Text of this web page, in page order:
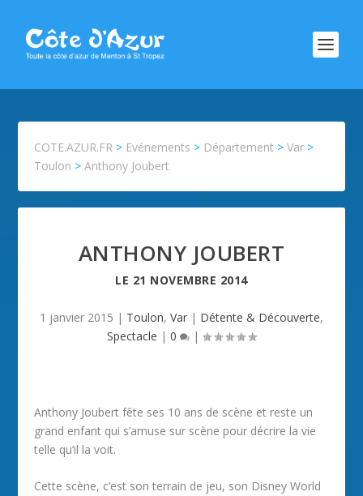
COTE.AZUR.FR > Evénements > Département >Var >
Toulon >Anthony Joubert
ANTHONY JOUBERT
LE 21 NOVEMBRE 2014
1 janvier 2015 | Toulon, Var | Détente & Découverte,
Spectacle | 0 |
Anthony Joubert fête ses 10 ans de scène et reste un
grand enfant qui s’amuse sur scène pour décrire la vie
telle qu’il la voit.
Cette scène, c’est son terrain de jeu, son Disney World